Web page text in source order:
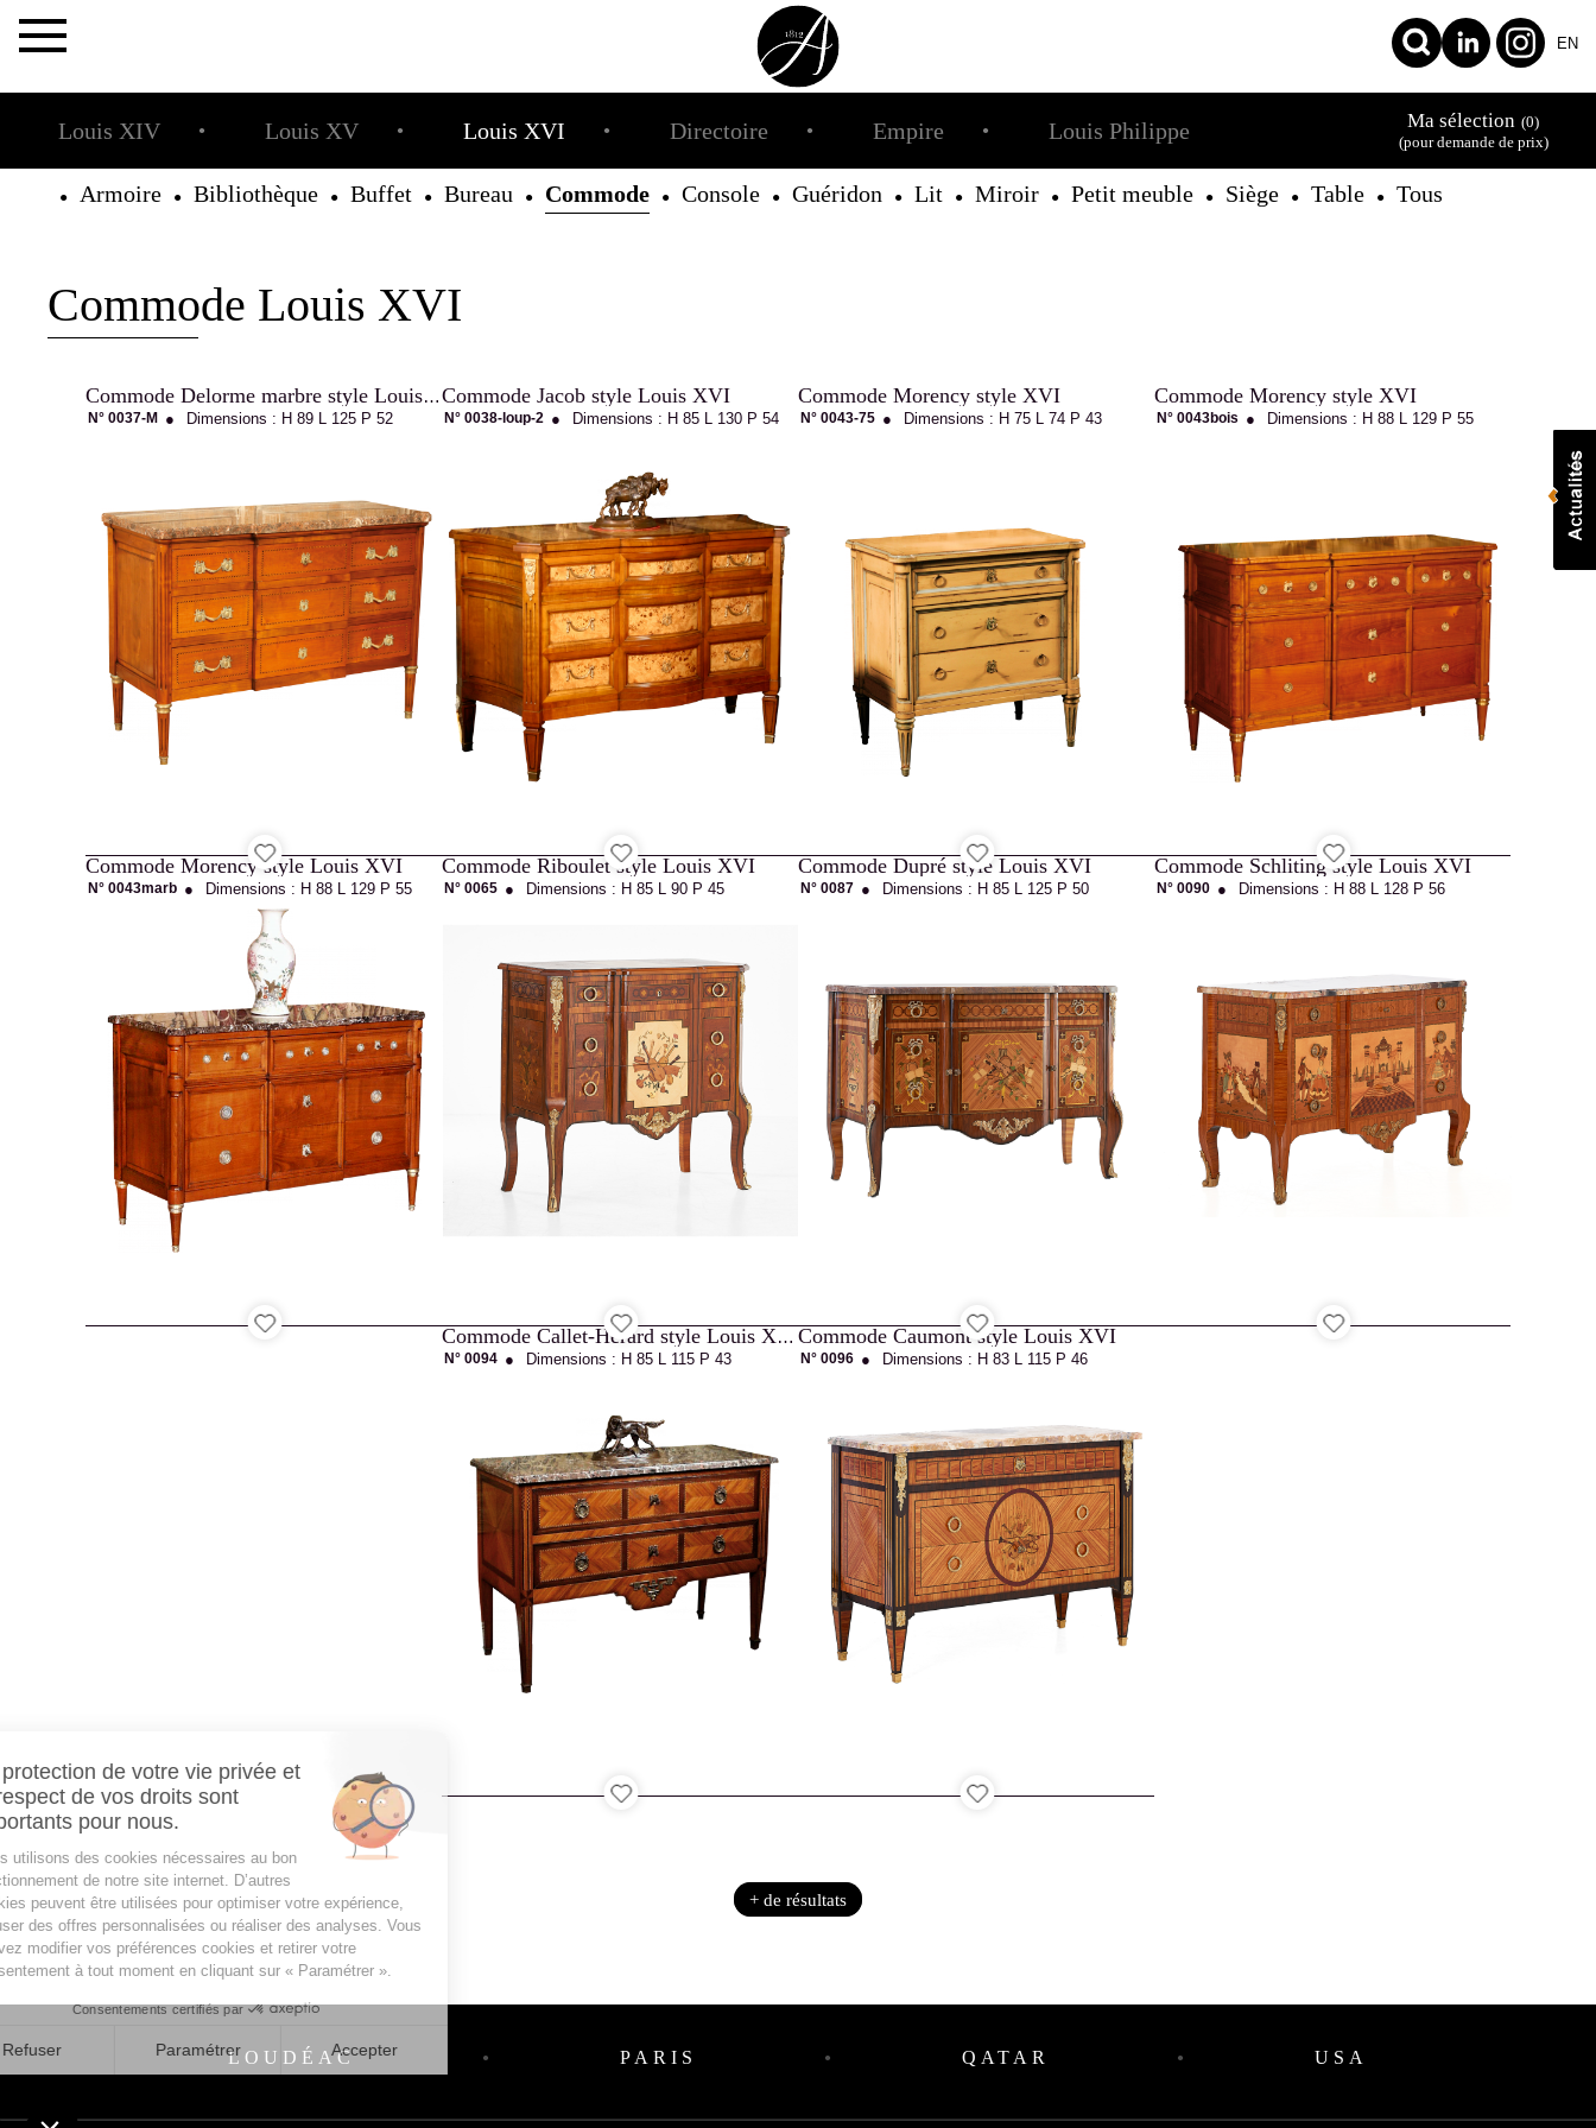
×
Maison
Ébénisterie
Agencement
Catalogue
Contact
EN
Louis XIV ● Louis XV ● Louis XVI ● Directoire ● Empire ● Louis Philippe Ma sélection (0)
(pour demande de prix)
● Armoire ● Bibliothèque ● Buffet ● Bureau ● Commode ● Console ● Guéridon ● Lit ● Miroir ● Petit meuble ● Siège ● Table ● Tous
Commode Louis XVI
Commode Delorme marbre style Louis XVI
N° 0037-M ● Dimensions : H 89 L 125 P 52
Commode Jacob style Louis XVI
N° 0038-loup-2 ● Dimensions : H 85 L 130 P 54
Commode Morency style XVI
N° 0043-75 ● Dimensions : H 75 L 74 P 43
Commode Morency style XVI
N° 0043bois ● Dimensions : H 88 L 129 P 55
Commode Morency style Louis XVI
N° 0043marb ● Dimensions : H 88 L 129 P 55
Commode Riboulet style Louis XVI
N° 0065 ● Dimensions : H 85 L 90 P 45
Commode Dupré style Louis XVI
N° 0087 ● Dimensions : H 85 L 125 P 50
Commode Schliting style Louis XVI
N° 0090 ● Dimensions : H 88 L 128 P 56
Commode Callet-Hérard style Louis XVI
N° 0094 ● Dimensions : H 85 L 115 P 43
Commode Caumont style Louis XVI
N° 0096 ● Dimensions : H 83 L 115 P 46
+ de résultats
LOUDÉAC ● PARIS ● QATAR ● USA